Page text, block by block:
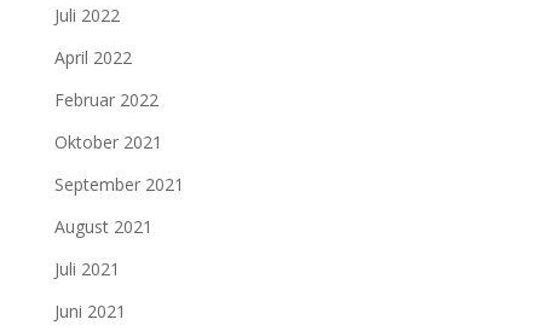
Juli 2022
April 2022
Februar 2022
Oktober 2021
September 2021
August 2021
Juli 2021
Juni 2021